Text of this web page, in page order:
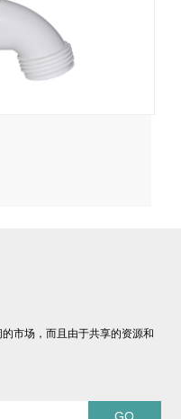
市场，而且由于共享的资源和